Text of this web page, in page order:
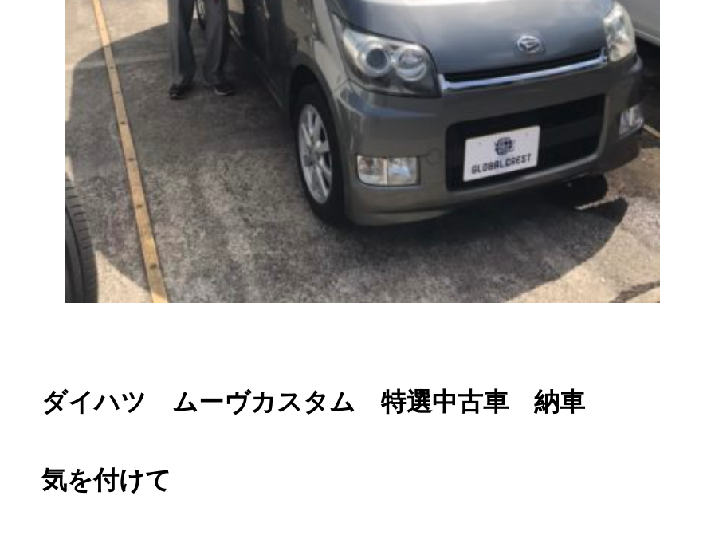
ダイハツ ムーヴカスタム 特選中古車 納車
気を付けて